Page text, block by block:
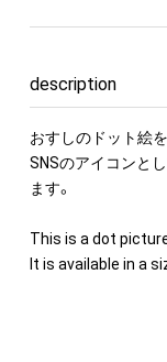
description
おすしのドット絵
SNSのアイコンと
ます。
This is a dot
It is available in a